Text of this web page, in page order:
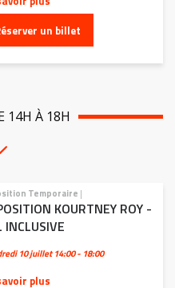
un billet
14H À 18H
Temporaire |
KOURTNEY ROY -
INCLUSIVE
10 juillet14:00 - 18:00
plus